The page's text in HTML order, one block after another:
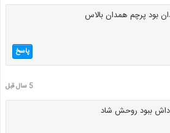
بود پرچم همدان بالاس
پاسخ
5 سال قبل
ببود روحش شاد